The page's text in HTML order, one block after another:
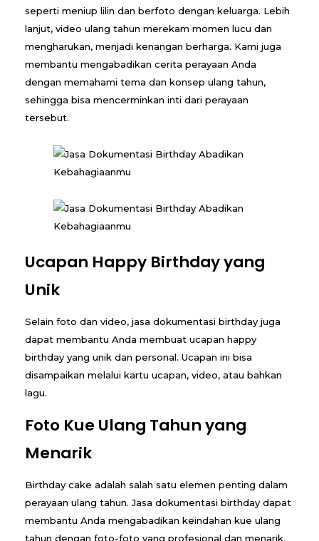
t
a
s
i
h
d
a
y
A
b
a
d
i
k
seperti meniup lilin dan berfoto dengan keluarga. Lebih
lanjut, video ulang tahun merekam momen lucu dan
mengharukan, menjadi kenangan berharga. Kami juga
membantu mengabadikan cerita perayaan Anda
dengan memahami tema dan konsep ulang tahun,
sehingga bisa mencerminkan inti dari perayaan
tersebut.
Ucapan Happy Birthday yang
Unik
Selain foto dan video, jasa dokumentasi birthday juga
dapat membantu Anda membuat ucapan happy
birthday yang unik dan personal. Ucapan ini bisa
disampaikan melalui kartu ucapan, video, atau bahkan
lagu.
Foto Kue Ulang Tahun yang
Menarik
Birthday cake adalah salah satu elemen penting dalam
perayaan ulang tahun. Jasa dokumentasi birthday dapat
membantu Anda mengabadikan keindahan kue ulang
tahun dengan foto-foto yang profesional dan menarik.